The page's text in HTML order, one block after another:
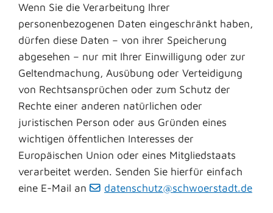
Wenn Sie die Verarbeitung Ihrer
personenbezogenen Daten eingeschränkt haben,
dürfen diese Daten – von ihrer Speicherung
abgesehen – nur mit Ihrer Einwilligung oder zur
Geltendmachung, Ausübung oder Verteidigung
von Rechtsansprüchen oder zum Schutz der
Rechte einer anderen natürlichen oder
juristischen Person oder aus Gründen eines
wichtigen öffentlichen Interesses der
Europäischen Union oder eines Mitgliedstaats
verarbeitet werden. Senden Sie hierfür einfach
eine E-Mail an
datenschutz@schwoerstadt.de